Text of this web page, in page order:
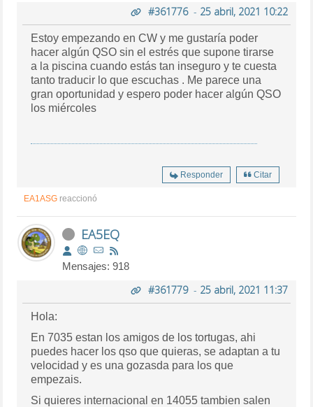
#361776- 25 abril, 2021 10:22
Estoy empezando en CW y me gustaría poder
hacer algún QSO sin el estrés que supone tirarse
a la piscina cuando estás tan inseguro y te cuesta
tanto traducir lo que escuchas . Me parece una
gran oportunidad y espero poder hacer algún QSO
los miércoles
Responder Citar
EA1ASG reaccionó
EA5EQ
Mensajes: 918
#361779- 25 abril, 2021 11:37
Hola:
En 7035 estan los amigos de los tortugas, ahi
puedes hacer los qso que quieras, se adaptan a tu
velocidad y es una gozasda para los que
empezais.
Si quieres internacional en 14055 tambien salen